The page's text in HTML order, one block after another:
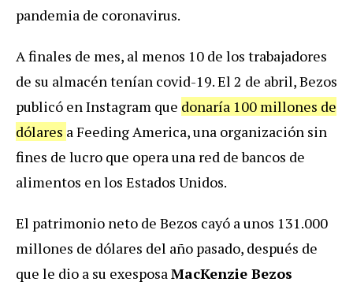
pandemia de coronavirus.
A finales de mes, al menos 10 de los trabajadores
de su almacén tenían covid-19. El 2 de abril, Bezos
publicó en Instagram que donaría 100 millones de
dólares a Feeding America, una organización sin
fines de lucro que opera una red de bancos de
alimentos en los Estados Unidos.
El patrimonio neto de Bezos cayó a unos 131.000
millones de dólares del año pasado, después de
que le dio a su exesposa MacKenzie Bezos